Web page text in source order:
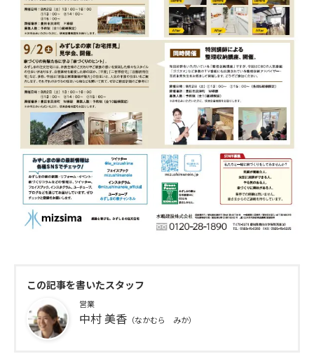
この記事を書いたスタッフ
営業
中村 美香 （なかむら みか）